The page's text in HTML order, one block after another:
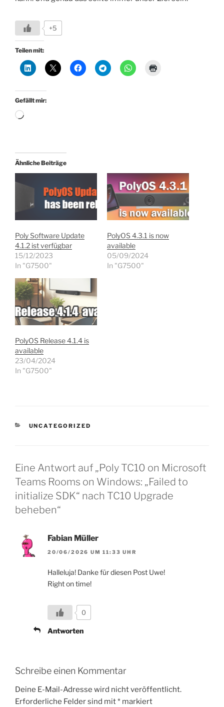
+5
Teilen mit:
Gefällt mir:
Wird
Ähnliche Beiträge
Poly Software Update
4.1.2 ist verfügbar
15/12/2023
In "G7500"
PolyOS 4.3.1 is now
available
05/09/2024
In "G7500"
PolyOS Release 4.1.4 is
available
23/04/2024
In "G7500"
KATEGORIEN
UNCATEGORIZED
Eine Antwort auf „Poly TC10 on Microsoft
Teams Rooms on Windows: „Failed to
initialize SDK“ nach TC10 Upgrade
beheben“
Fabian Müller
20/06/2026 UM 11:33 UHR
Halleluja! Danke für diesen Post Uwe!
Right on time!
0
Antworten
Schreibe einen Kommentar
Deine E-Mail-Adresse wird nicht veröffentlicht.
Erforderliche Felder sind mit* markiert